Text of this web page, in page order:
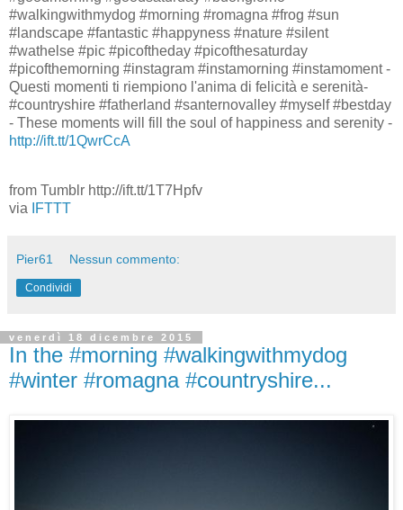
#walkingwithmydog #morning #romagna #frog #sun
#landscape #fantastic #happyness #nature #silent
#wathelse #pic #picoftheday #picofthesaturday
#picofthemorning #instagram #instamorning #instamoment -
Questi momenti ti riempiono l'anima di felicità e serenità-
#countryshire #fatherland #santernovalley #myself #bestday
- These moments will fill the soul of happiness and serenity -
http://ift.tt/1QwrCcA
from Tumblr http://ift.tt/1T7Hpfv
via
IFTTT
Pier61 Nessun commento:
Condividi
venerdì 18 dicembre 2015
In the #morning #walkingwithmydog
#winter #romagna #countryshire...